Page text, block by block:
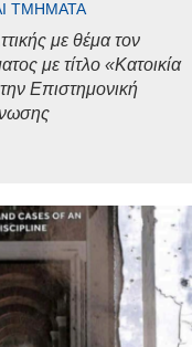
ΤΜΉΜΑΤΑ
με θέμα τον
με τίτλο «Κατοικία
Επιστημονική